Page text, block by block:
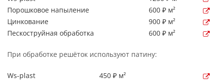
Порошковое напыление
600 ₽ м²
Цинкование
900 ₽ м²
Пескоструйная обработка
600 ₽ м²
При обработке решёток используют патину:
Ws-plast
450 ₽ м²